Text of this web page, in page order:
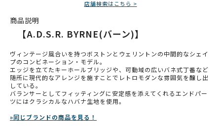
店舗検索はこちら >
商品説明
【A.D.S.R. BYRNE(バーン)】
ヴィンテージ風合いを持つボストンとウェリントンの中間的なシェイ
プのコンビネーション・モデル。
エッジを立てたキーホールブリッジや、可動域の広いバネ式丁番など
随所に現代的なアレンジを施すことでレトロモダンな雰囲気を醸し出
している。
バランサーとしてフィッティングに安定感を添えてくれるエンドパー
ツにはクラシカルなハバナ生地を使用。
»同じブランドの商品を見る！